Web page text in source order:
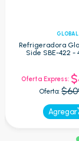
GLOBAL
Refrigeradora
Side SBE-422 -
Oferta Express:
Oferta:
Agregar